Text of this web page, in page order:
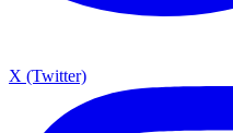
X (Twitter)